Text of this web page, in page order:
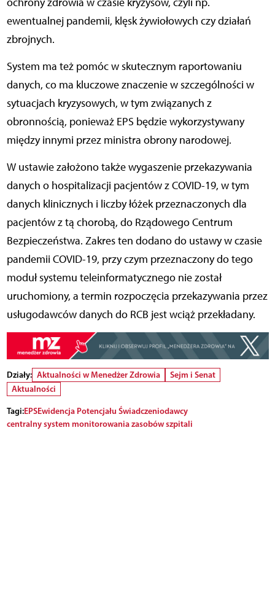
ewentualnej pandemii, klęsk żywiołowych czy działań
zbrojnych.
System ma też pomóc w skutecznym raportowaniu
danych, co ma kluczowe znaczenie w szczególności w
sytuacjach kryzysowych, w tym związanych z
obronnością, ponieważ EPS będzie wykorzystywany
między innymi przez ministra obrony narodowej.
W ustawie założono także wygaszenie przekazywania
danych o hospitalizacji pacjentów z COVID-19, w tym
danych klinicznych i liczby łóżek przeznaczonych dla
pacjentów z tą chorobą, do Rządowego Centrum
Bezpieczeństwa. Zakres ten dodano do ustawy w czasie
pandemii COVID-19, przy czym przeznaczony do tego
moduł systemu teleinformatycznego nie został
uruchomiony, a termin rozpoczęcia przekazywania przez
usługodawców danych do RCB jest wciąż przekładany.
Działy: Aktualności w Menedżer Zdrowia
Sejm i Senat
Aktualności
Tagi:EPSEwidencja Potencjału Świadczeniodawcy
centralny system monitorowania zasobów szpitali